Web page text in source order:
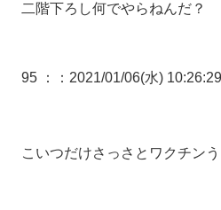
二階下ろし何でやらねんだ？
95 ： ：2021/01/06(水)
こいつだけさっさとワクチン